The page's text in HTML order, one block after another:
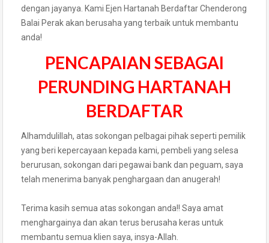
dengan jayanya. Kami Ejen Hartanah Berdaftar Chenderong
Balai Perak akan berusaha yang terbaik untuk membantu
anda!
PENCAPAIAN SEBAGAI
PERUNDING HARTANAH
BERDAFTAR
Alhamdulillah, atas sokongan pelbagai pihak seperti pemilik
yang beri kepercayaan kepada kami, pembeli yang selesa
berurusan, sokongan dari pegawai bank dan peguam, saya
telah menerima banyak penghargaan dan anugerah!
Terima kasih semua atas sokongan anda!! Saya amat
menghargainya dan akan terus berusaha keras untuk
membantu semua klien saya, insya-Allah.